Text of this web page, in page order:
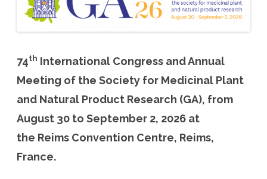
74th International Congress and Annual
Meeting of the Society for Medicinal Plant
and Natural Product Research (GA), from
August 30 to September 2, 2026 at
the Reims Convention Centre, Reims,
France.